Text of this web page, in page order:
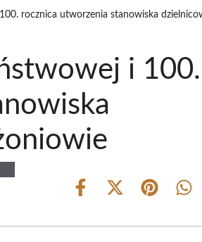
rocznica utworzenia stanowiska
i 100.
Share
Share
(Twitter)
Share